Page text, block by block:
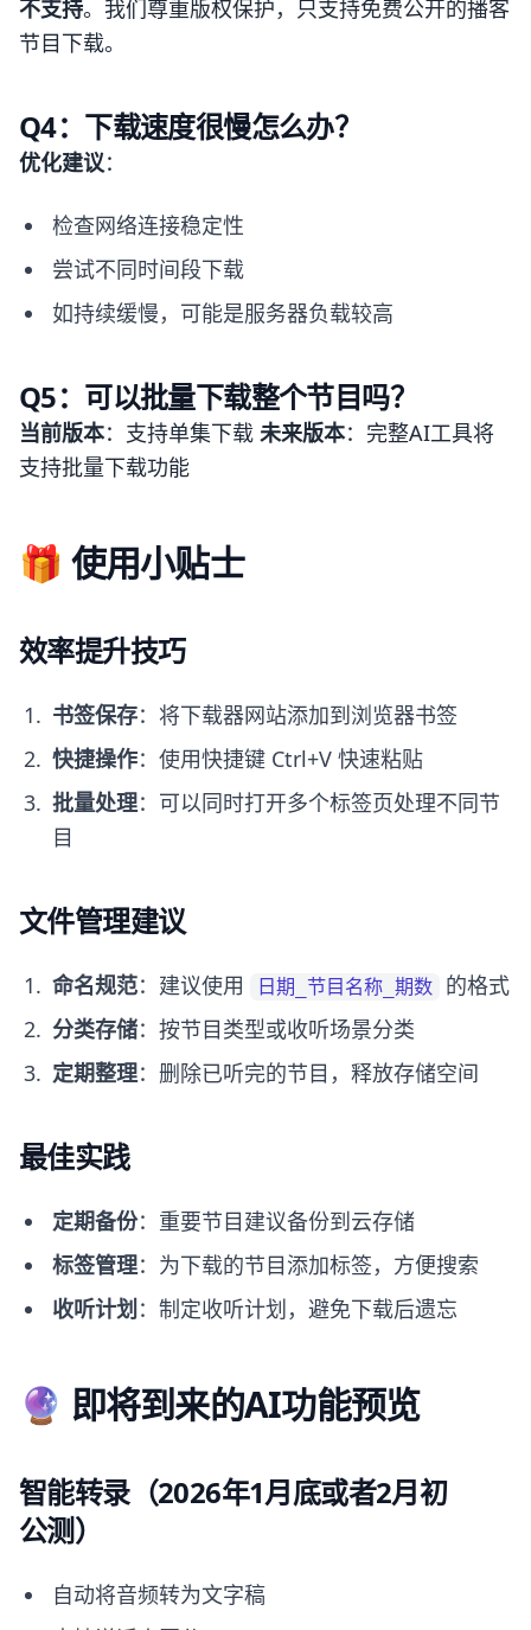
不支持。我们尊重版权保护，只支持免费公开的播客
节目下载。
Q4：下载速度很慢怎么办？
优化建议：
检查网络连接稳定性
尝试不同时间段下载
如持续缓慢，可能是服务器负载较高
Q5：可以批量下载整个节目吗？
当前版本：支持单集下载 未来版本：完整AI工具将
支持批量下载功能
🎁 使用小贴士
效率提升技巧
书签保存：将下载器网站添加到浏览器书签
快捷操作：使用快捷键 Ctrl+V 快速粘贴
批量处理：可以同时打开多个标签页处理不同节
目
文件管理建议
命名规范：建议使用 日期_节目名称_期数
的格式
分类存储：按节目类型或收听场景分类
定期整理：删除已听完的节目，释放存储空间
最佳实践
定期备份：重要节目建议备份到云存储
标签管理：为下载的节目添加标签，方便搜索
收听计划 ：制定收听计划，避免下载后遗忘
🔮 即将到来的AI功能预览
智能转录（2026年1月底或者2月初
公测）
自动将音频转为文字稿